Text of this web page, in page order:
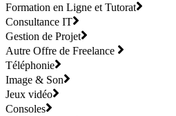
Formation en Ligne et Tutorat
Consultance IT
Gestion de Projet
Autre Offre de Freelance
Téléphonie
Image & Son
Jeux vidéo
Consoles